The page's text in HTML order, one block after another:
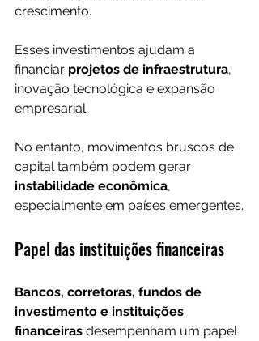
crescimento.
Esses investimentos ajudam a
financiar projetos de infraestrutura,
inovação tecnológica e expansão
empresarial.
No entanto, movimentos bruscos de
capital também podem gerar
instabilidade econômica,
especialmente em países emergentes.
Papel das instituições financeiras
Bancos, corretoras, fundos de
investimento e instituições
financeiras desempenham um papel